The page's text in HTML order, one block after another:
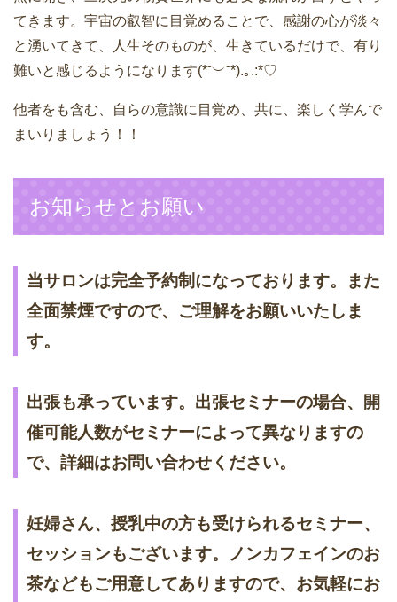
てきます。宇宙の叡智に目覚めることで、感謝の心が淡々
と湧いてきて、人生そのものが、生きているだけで、有り
難いと感じるようになります(*˘︶˘*).｡.:*♡
他者をも含む、自らの意識に目覚め、共に、楽しく学んで
まいりましょう！！
お知らせとお願い
当サロンは完全予約制になっております。また
全面禁煙ですので、ご理解をお願いいたしま
す。
出張も承っています。出張セミナーの場合、開
催可能人数がセミナーによって異なりますの
で、詳細はお問い合わせください。
妊婦さん、授乳中の方も受けられるセミナー、
セッションもございます。ノンカフェインのお
茶などもご用意してありますので、お気軽にお